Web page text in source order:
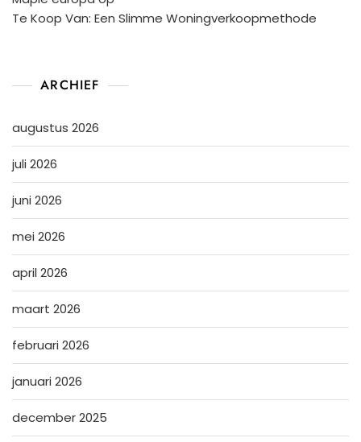
Te Koop Van: Een Slimme Woningverkoopmethode
ARCHIEF
augustus 2026
juli 2026
juni 2026
mei 2026
april 2026
maart 2026
februari 2026
januari 2026
december 2025